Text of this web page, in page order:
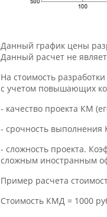
Данный график цены
Данный расчет не
На стоимость
с учетом повышающих
- качество проекта КМ
- срочность
- сложность проекта.
сложным иностранным
Пример расчета
Стоимость КМД = 1000